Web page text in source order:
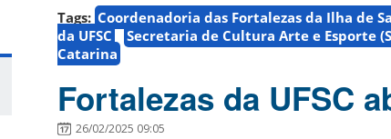
Tags: Coordenadoria das Fortalezas da Ilha de
da UFSC
Secretaria de Cultura Arte e Esporte
Catarina
Fortalezas da UFSC
26/02/2025 09:05